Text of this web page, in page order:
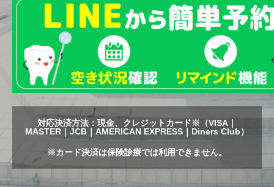
対応決済方法：現金、クレジットカード※（VISA｜
MASTER｜JCB｜AMERICAN EXPRESS｜Diners Club）
※カード決済は保険診療では利用できません。